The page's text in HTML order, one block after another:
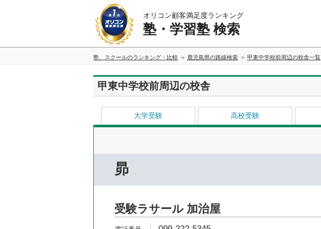
オリコン顧客満足度ランキング
塾・学習塾 検索
塾、スクールのランキング・比較 鹿児島県の路線検索 甲東中学校前周辺の校舎一覧
甲東中学校前周辺の校舎
大学受験 高校受験
昴
受験ラサール 加治屋